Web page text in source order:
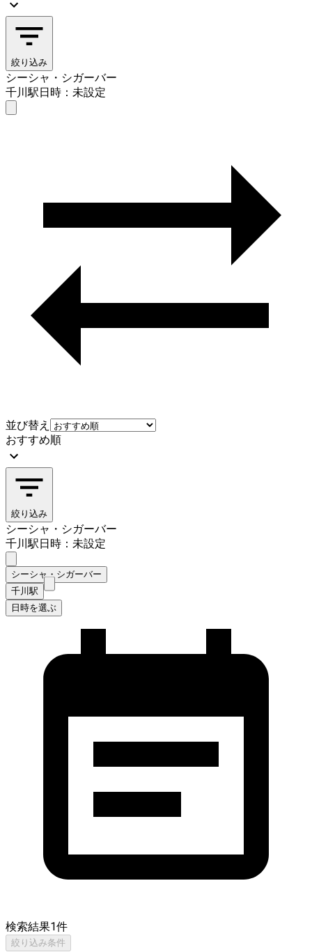
絞り込み
シーシャ・シガーバー
千川駅日時：未設定
並び替え
おすすめ順
絞り込み
シーシャ・シガーバー
千川駅日時：未設定
シーシャ・シガーバー
千川駅
日時を選ぶ
検索結果1件
絞り込み条件